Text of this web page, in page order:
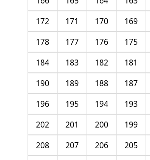
169
170
171
172
175
176
177
178
181
182
183
184
187
188
189
190
193
194
195
196
199
200
201
202
205
206
207
208